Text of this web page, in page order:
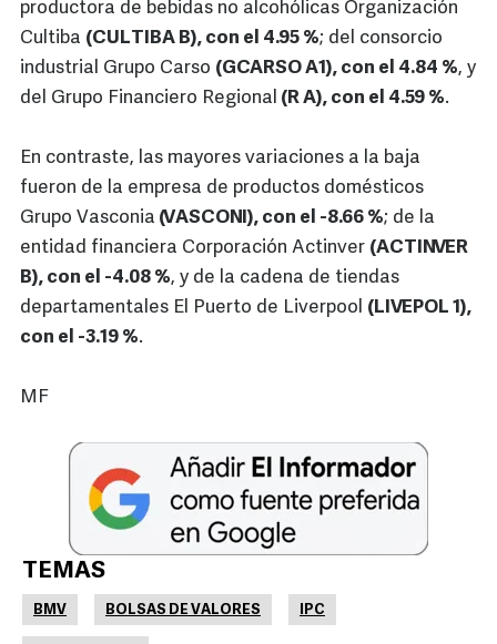
productora de bebidas no alcohólicas Organización
Cultiba (CULTIBA B), con el 4.95 %; del consorcio
industrial Grupo Carso (GCARSO A1), con el 4.84 %, y
del Grupo Financiero Regional (R A), con el 4.59 %.
En contraste, las mayores variaciones a la baja
fueron de la empresa de productos domésticos
Grupo Vasconia (VASCONI), con el -8.66 %; de la
entidad financiera Corporación Actinver (ACTINVER
B), con el -4.08 %, y de la cadena de tiendas
departamentales El Puerto de Liverpool (LIVEPOL 1),
con el -3.19 %.
MF
TEMAS
BMV BOLSAS DE VALORES IPC